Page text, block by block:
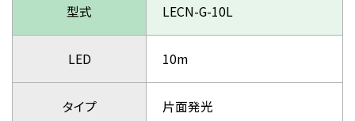
型式 LECN-G-10L
LED 10m
タイプ 片面発光